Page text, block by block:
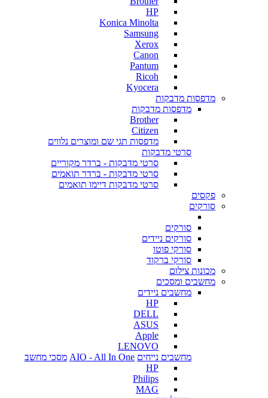
HP
Konica Minolta
Samsung
Xerox
Canon
Pantum
Ricoh
Kyocera
מדפסות מדבקות
מדפסות מדבקות
Brother
Citizen
מדפסות תגי שם ומוצרים נלווים
סרטי מדבקות
סרטי מדבקות - ברדר מקוריים
סרטי מדבקות - ברדר תואמים
סרטי מדבקות דיימו תואמים
פקסים
סורקים
סורקים
סורקים ניידים
סורקי פוטו
סורקי ברקוד
מכונות צילום
מחשבים ומסכים
מחשבים ניידים
HP
DELL
ASUS
Apple
LENOVO
מחשבים נייחים AIO - All In One מסכי מחשב
HP
Philips
MAG